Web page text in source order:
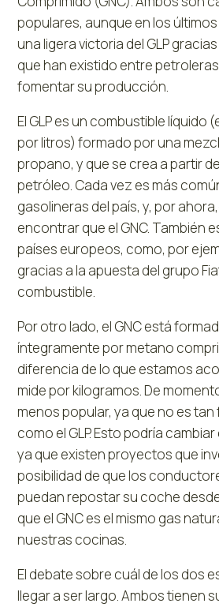
populares, aunque en los
una ligera victoria del GLP
que han existido entre
fomentar su producción.
El GLP es un combustible líquido
por litros) formado por una
propano, y que se crea a partir
petróleo. Cada vez es más
gasolineras del país, y, por
encontrar que el GNC. También
países europeos, como, por
gracias a la apuesta del grupo
combustible.
Por otro lado, el GNC está
íntegramente por metano
diferencia de lo que estamos
mide por kilogramos. De
menos popular, ya que no es
como el GLP. Esto podría
ya que existen proyectos que
posibilidad de que los
puedan repostar su coche
que el GNC es el mismo gas
nuestras cocinas.
El debate sobre cuál de los dos
llegar a ser largo. Ambos tienen